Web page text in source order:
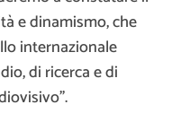
e dinamismo, che
internazionale
di ricerca e di